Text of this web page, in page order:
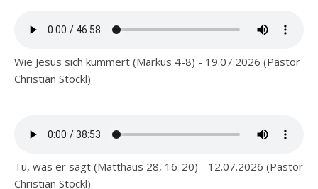
Wie Jesus sich kümmert (Markus 4-8) - 19.07.2026 (Pastor
Christian Stöckl)
Tu, was er sagt (Matthäus 28, 16-20) - 12.07.2026 (Pastor
Christian Stöckl)